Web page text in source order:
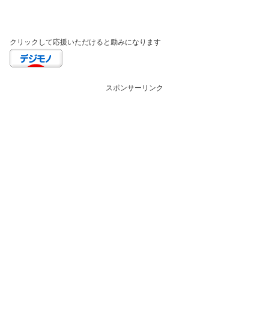
クリックして応援いただけると励みになります
スポンサーリンク